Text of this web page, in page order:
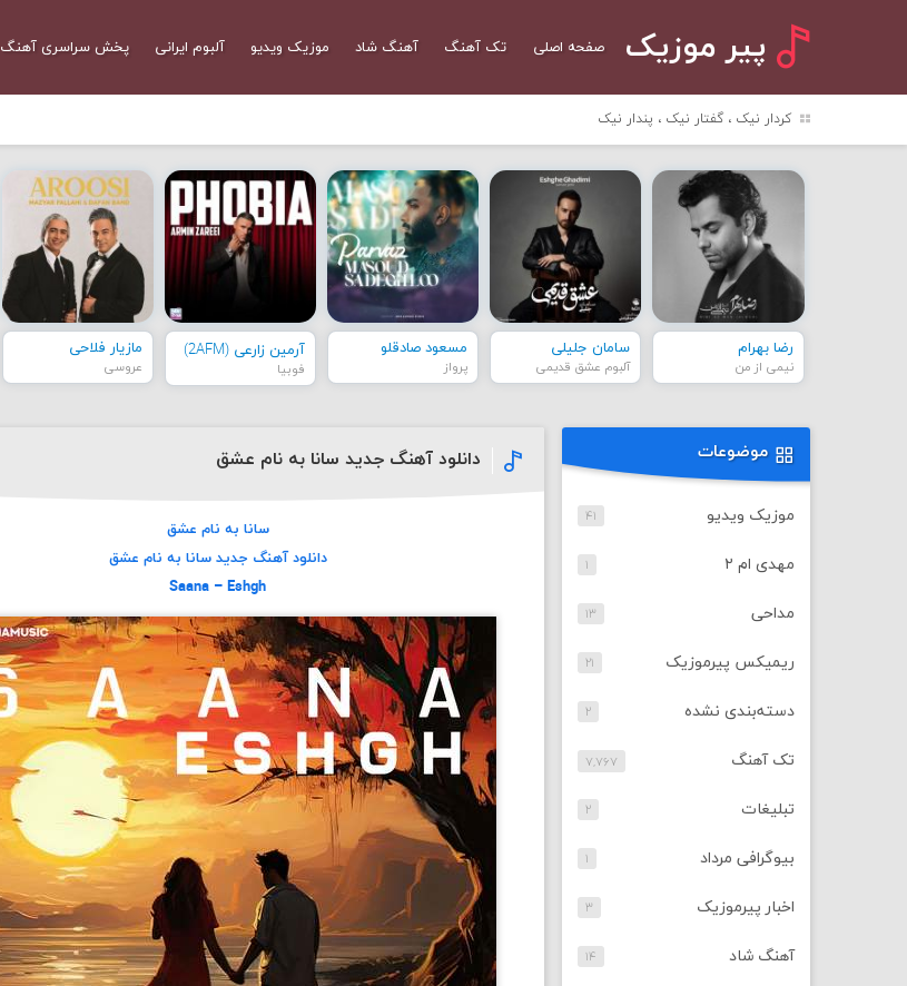
پیر موزیک صفحه اصلی تک آهنگ آهنگ شاد موزیک ویدیو آلبوم ایرانی پخش سراسری آهنگ
کردار نیک ، گفتار نیک ، پندار نیک
رضا بهرام
نیمی از من
سامان جلیلی
آلبوم عشق قدیمی
مسعود صادقلو
پرواز
آرمین زارعی (2AFM)
فوبیا
مازیار فلاحی
عروسی
دانلود آهنگ جديد سانا به نام عشق
سانا به نام عشق
دانلود آهنگ جديد سانا به نام عشق
Saana – Eshgh
موضوعات
موزیک ویدیو ۴۱
مهدی ام ۲ ۱
مداحی ۱۳
ریمیکس پیرموزیک ۲۱
دسته‌بندی نشده ۲
تک آهنگ ۷,۷۶۷
تبلیغات ۲
بیوگرافی مرداد ۱
اخبار پیرموزیک ۳
آهنگ شاد ۱۴